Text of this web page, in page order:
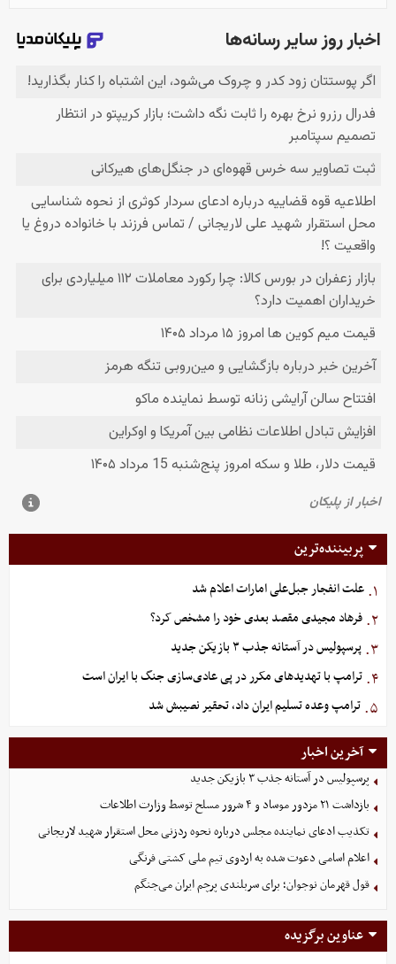
پربیننده‌ترین
۱. علت انفجار جبل‌علی امارات اعلام شد
۲. فرهاد مجیدی مقصد بعدی خود را مشخص کرد؟
۳. پرسپولیس در آستانه جذب ۳ بازیکن جدید
۴. ترامپ با تهدیدهای مکرر در پی عادی‌سازی جنگ با ایران است
۵. ترامپ وعده تسلیم ایران داد، تحقیر نصیبش شد
آخرین اخبار
پرسپولیس در آستانه جذب ۳ بازیکن جدید
بازداشت ۲۱ مزدور موساد و ۴ شرور مسلح توسط وزارت اطلاعات
تکذیب ادعای نماینده مجلس درباره نحوه ردزنی محل استقرار شهید لاریجانی
اعلام اسامی دعوت شده به اردوی تیم ملی کشتی فرنگی
قول قهرمان نوجوان؛ برای سربلندی پرچم ایران می‌جنگم
عناوین برگزیده